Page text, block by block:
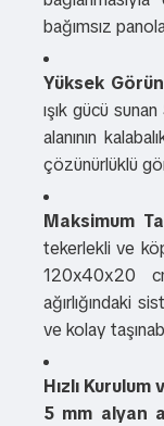
bağımsız
Yüksek
ışık gücü sunan
alanının
çözünürlüklü
Maksimum
tekerlekli ve
120x40x20
ağırlığındaki
ve kolay
Hızlı Kurulum
5 mm alyan